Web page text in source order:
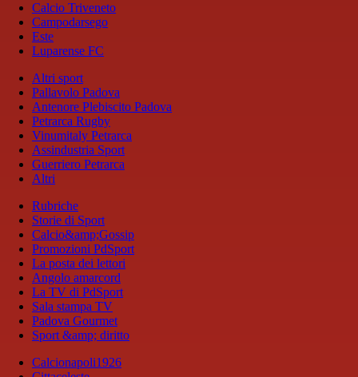
Calcio Triveneto
Campodarsego
Este
Luparense FC
Altri sport
Pallavolo Padova
Antenore Plebiscito Padova
Petrarca Rugby
Vinumitaly Petrarca
Assindustria Sport
Guerriero Petrarca
Altri
Rubriche
Storie di Sport
Calcio&amp;Gossip
Promozioni PdSport
La posta dei lettori
Angolo amarcord
La TV di PdSport
Sala stampa TV
Padova Gourmet
Sport &amp; diritto
Calcionapoli1926